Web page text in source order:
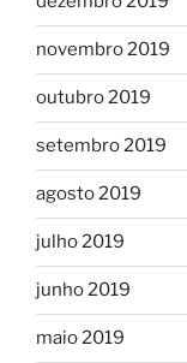
novembro 2019
outubro 2019
setembro 2019
agosto 2019
julho 2019
junho 2019
maio 2019